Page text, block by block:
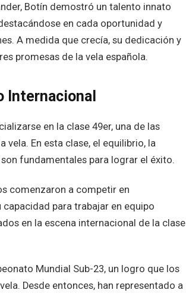
Botín demostró un talento innato
en cada oportunidad y
A medida que crecía, su dedicación y
promesas de la vela española.
Internacional
en la clase 49er, una de las
En esta clase, el equilibrio, la
fundamentales para lograr el éxito.
comenzaron a competir en
para trabajar en equipo
en la escena internacional de la clase
Mundial Sub-23, un logro que los
Desde entonces, han representado a